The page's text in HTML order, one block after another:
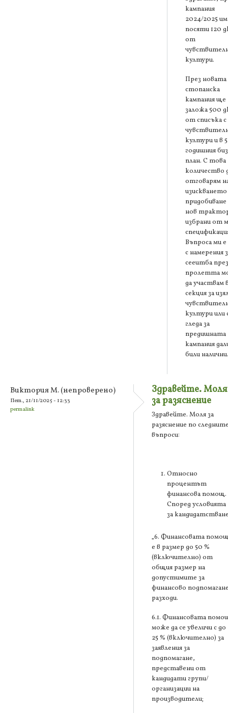
кампания
2024/2025
посяти 120
от
култури.
През новата
стопанска
кампания ще
заложа 500
от списъка с
култури и в 5
годишния
план. С това
количество
отговарям
изискването
придобиване
нов
избрани от
Въпроса ми е
с намерения
сееитба през
пролетта
да участвам
секция за
култури или
гледа за
предишната
кампания
били налични.
Виктория М. (непроверено)
Пет., 21/11/2025 - 12:33
permalink
Здравейте. Моля
за разяснение
Здравейте. Моля за
разяснение по
въпроси:
Относно
процентът
финансова помощ.
Според условията
за
„6. Финансовата
е в размер до 50 %
(включително) от
общия размер на
допустимите за
финансово
разходи.
6.1. Финансовата
може да се увеличи с до
25 % (включително) за
заявления за
подпомагане,
представени от
кандидати групи/
организации на
производители;